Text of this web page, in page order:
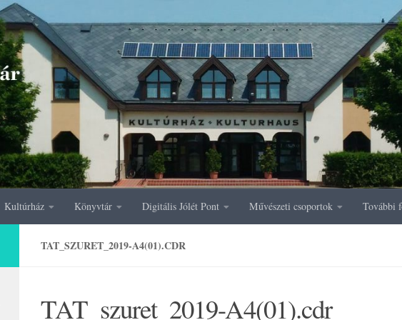
Kultúrház Könyvtár Digitális Jólét Pont Művészeti csoportok További
TAT_SZURET_2019-A4(01).CDR
TAT_szuret_2019-A4(01).cdr